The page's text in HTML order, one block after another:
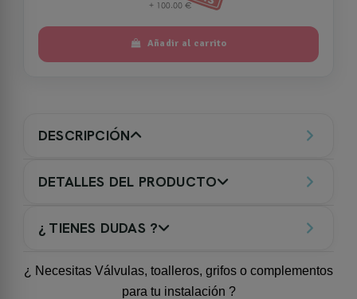
Añadir al carrito
DESCRIPCIÓN
DETALLES DEL PRODUCTO
¿ TIENES DUDAS ?
¿ Necesitas Válvulas, toalleros, grifos o complementos
para tu instalación ?